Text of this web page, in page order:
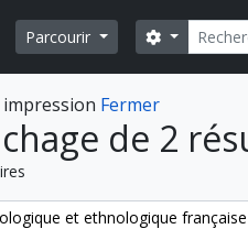
Parcourir Search
Fermer
de 2
et ethnologique